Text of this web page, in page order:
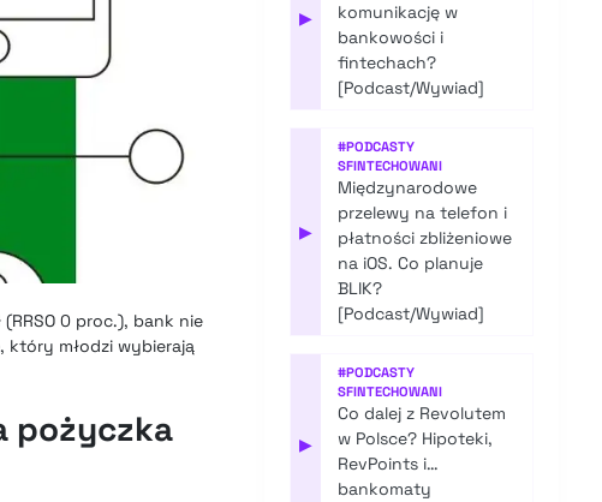
0 proc.), bank nie
który młodzi wybierają
pożyczka
▶
komunikację w
bankowości i
fintechach?
[Podcast/Wywiad]
▶
#PODCASTY
SFINTECHOWANI
Międzynarodowe
przelewy na telefon i
płatności zbliżeniowe
na iOS. Co planuje
BLIK?
[Podcast/Wywiad]
▶
#PODCASTY
SFINTECHOWANI
Co dalej z Revolutem
w Polsce? Hipoteki,
RevPoints i…
bankomaty